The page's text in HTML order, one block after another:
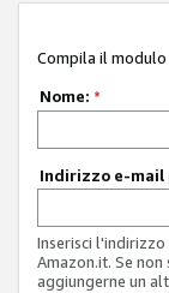
Compila il modulo
Nome: *
Indirizzo e-mail
Inserisci
Amazon.it. Se
aggiungerne un